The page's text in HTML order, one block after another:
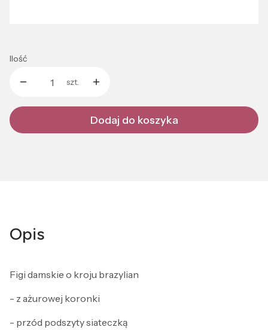
Ilość
szt.
Dodaj do koszyka
Opis
Figi damskie o kroju brazylian
- z ażurowej koronki
- przód podszyty siateczką